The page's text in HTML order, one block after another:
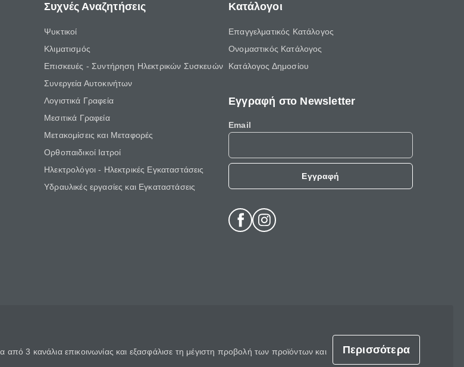
Συχνές Αναζητήσεις
Ψυκτικοί
Κλιματισμός
Επισκευές - Συντήρηση Ηλεκτρικών Συσκευών
Συνεργεία Αυτοκινήτων
Λογιστικά Γραφεία
Μεσιτικά Γραφεία
Μετακομίσεις και Μεταφορές
Ορθοπαιδικοί Ιατροί
Ηλεκτρολόγοι - Ηλεκτρικές Εγκαταστάσεις
Υδραυλικές εργασίες και Εγκαταστάσεις
Κατάλογοι
Επαγγελματικός Κατάλογος
Ονομαστικός Κατάλογος
Κατάλογος Δημοσίου
Εγγραφή στο Newsletter
Email
Εγγραφή
3 κανάλια επικοινωνίας και εξασφάλισε τη μέγιστη προβολή των προϊόντων και
Περισσότερα